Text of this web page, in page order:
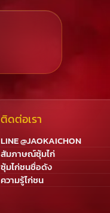
ติดต่อเรา
LINE @JAOKAICHON
สัมภาษณ์ซุ้มไก่
ซุ้มไก่ชนชื่อดัง
ความรู้ไก่ชน